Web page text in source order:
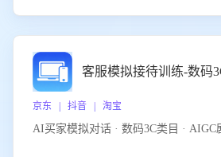
客服模拟接待训练-数码
京东 | 抖音 | 淘宝
AI买家模拟对话 · 数码3C类目 · AIGC